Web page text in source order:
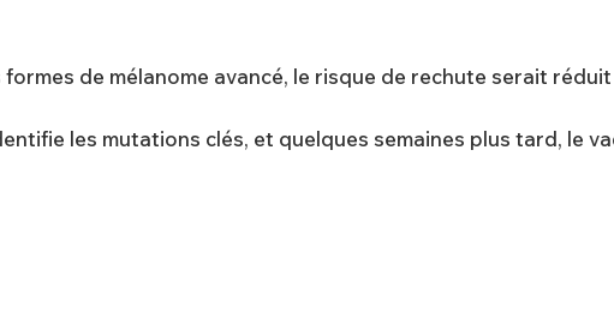
de mélanome avancé, le risque de rechute serait réduit
les mutations clés, et quelques semaines plus tard, le